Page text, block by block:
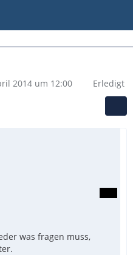
2014 um 12:00 Erledigt
was fragen muss,